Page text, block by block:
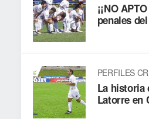
¡¡NO
penales
PERFILES
La historia
Latorre en